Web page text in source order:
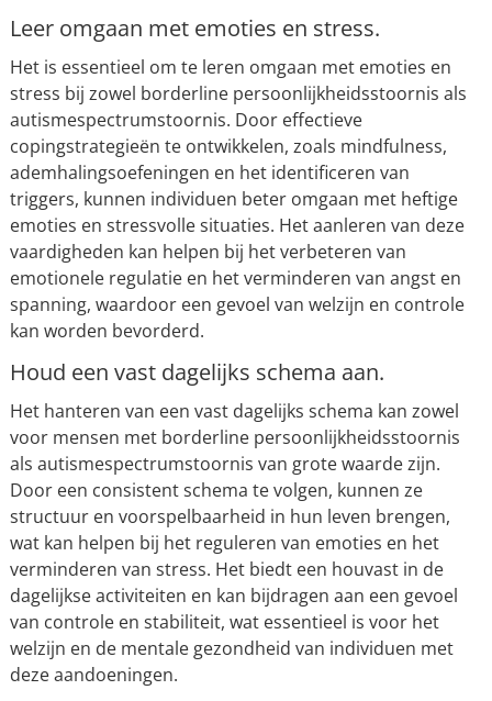
Leer omgaan met emoties en stress.
Het is essentieel om te leren omgaan met emoties en
stress bij zowel borderline persoonlijkheidsstoornis als
autismespectrumstoornis. Door effectieve
copingstrategieën te ontwikkelen, zoals mindfulness,
ademhalingsoefeningen en het identificeren van
triggers, kunnen individuen beter omgaan met heftige
emoties en stressvolle situaties. Het aanleren van deze
vaardigheden kan helpen bij het verbeteren van
emotionele regulatie en het verminderen van angst en
spanning, waardoor een gevoel van welzijn en controle
kan worden bevorderd.
Houd een vast dagelijks schema aan.
Het hanteren van een vast dagelijks schema kan zowel
voor mensen met borderline persoonlijkheidsstoornis
als autismespectrumstoornis van grote waarde zijn.
Door een consistent schema te volgen, kunnen ze
structuur en voorspelbaarheid in hun leven brengen,
wat kan helpen bij het reguleren van emoties en het
verminderen van stress. Het biedt een houvast in de
dagelijkse activiteiten en kan bijdragen aan een gevoel
van controle en stabiliteit, wat essentieel is voor het
welzijn en de mentale gezondheid van individuen met
deze aandoeningen.